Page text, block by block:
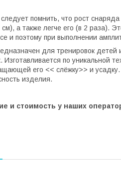
помнить, что рост
а также легче его (в 2 раза).
и поэтому при выполнении
для тренировок детей
по уникальной
его << слёжку>> и
изделия.
и стоимость у наших